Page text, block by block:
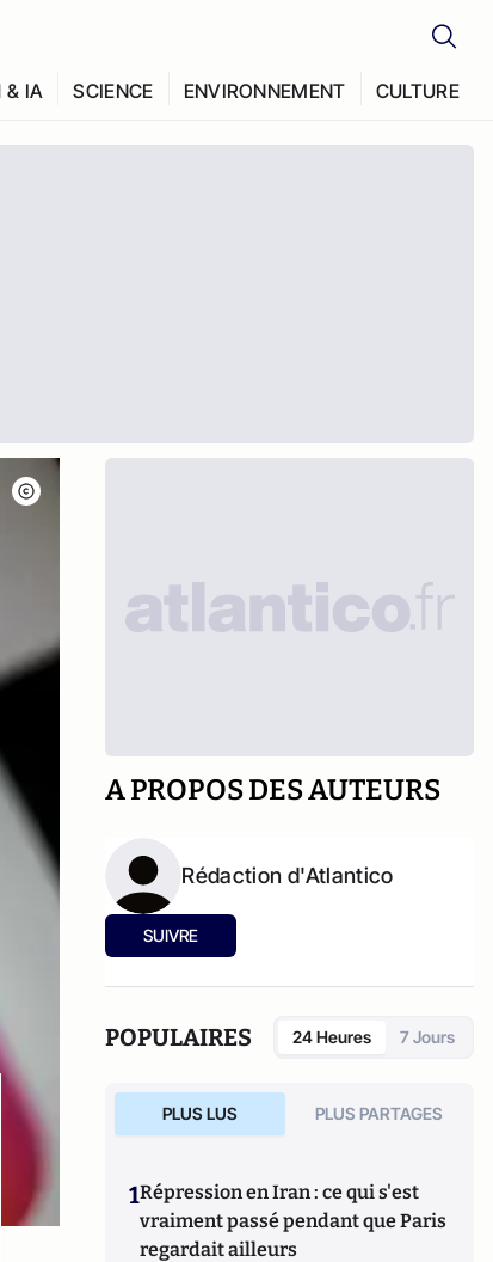
& IA SCIENCE ENVIRONNEMENT CULTURE
A PROPOS DES AUTEURS
Rédaction d'Atlantico
SUIVRE
POPULAIRES 24 Heures 7 Jours
PLUS LUS PLUS PARTAGES
1Répression en Iran : ce qui s'est
vraiment passé pendant que Paris
regardait ailleurs